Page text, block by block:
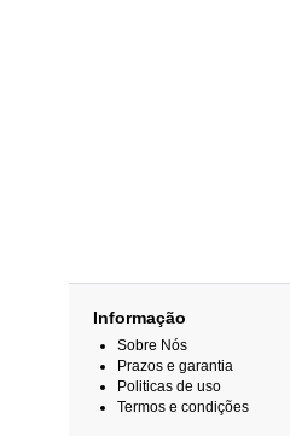
Informação
Sobre Nós
Prazos e garantia
Politicas de uso
Termos e condições